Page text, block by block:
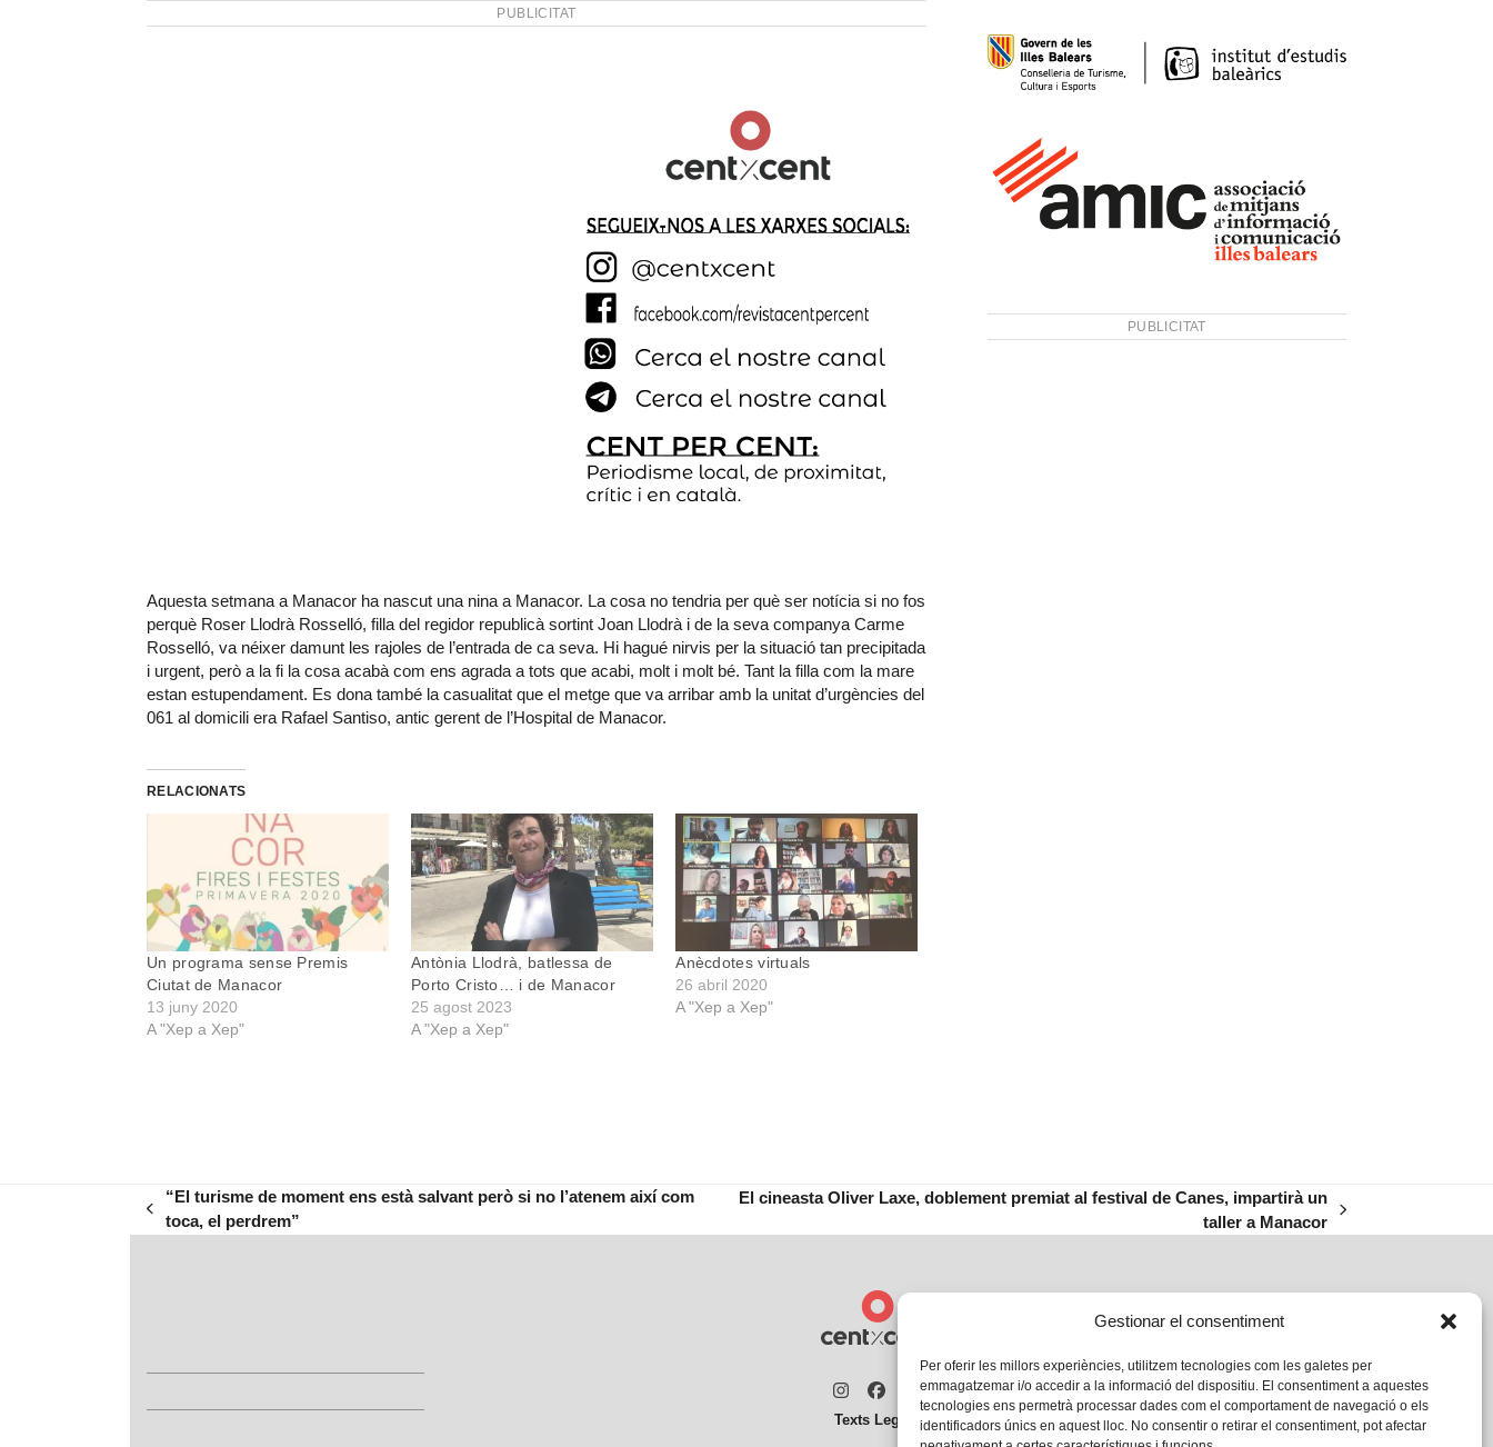
Gestionar el consentiment
Per oferir les millors experiències, utilitzem tecnologies com les galetes per
emmagatzemar i/o accedir a la informació del dispositiu. El consentiment a aquestes
tecnologies ens permetrà processar dades com el comportament de navegació o els
identificadors únics en aquest lloc. No consentir o retirar el consentiment, pot afectar
PUBLICITAT
Aquesta setmana a Manacor ha nascut una nina a Manacor. La cosa no tendria per què ser notícia si no fos
perquè Roser Llodrà Rosselló, filla del regidor republicà sortint Joan Llodrà i de la seva companya Carme
Rosselló, va néixer damunt les rajoles de l’entrada de ca seva. Hi hagué nirvis per la situació tan precipitada
i urgent, però a la fi la cosa acabà com ens agrada a tots que acabi, molt i molt bé. Tant la filla com la mare
estan estupendament. Es dona també la casualitat que el metge que va arribar amb la unitat d’urgències del
061 al domicili era Rafael Santiso, antic gerent de l’Hospital de Manacor.
RELACIONATS
Un programa sense Premis
Ciutat de Manacor
13 juny 2020
A "Xep a Xep"
Antònia Llodrà, batlessa de
Porto Cristo… i de Manacor
25 agost 2023
A "Xep a Xep"
Anècdotes virtuals
26 abril 2020
A "Xep a Xep"
PUBLICITAT
previous
“El turisme de moment ens està salvant però si no l’atenem així com
toca, el perdrem”
El cineasta Oliver Laxe, doblement premiat al festival de Canes, impartirà un
taller a Manacor
Instagram
Facebook
Twitter
Texts Legals